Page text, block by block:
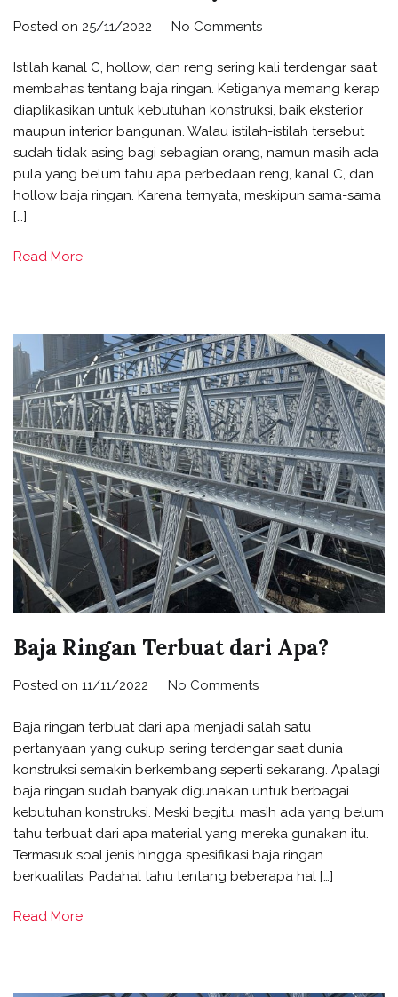
Posted on 25/11/2022 No Comments
Istilah kanal C, hollow, dan reng sering kali terdengar saat
membahas tentang baja ringan. Ketiganya memang kerap
diaplikasikan untuk kebutuhan konstruksi, baik eksterior
maupun interior bangunan. Walau istilah-istilah tersebut
sudah tidak asing bagi sebagian orang, namun masih ada
pula yang belum tahu apa perbedaan reng, kanal C, dan
hollow baja ringan. Karena ternyata, meskipun sama-sama
[…]
Read More
Baja Ringan Terbuat dari Apa?
Posted on 11/11/2022 No Comments
Baja ringan terbuat dari apa menjadi salah satu
pertanyaan yang cukup sering terdengar saat dunia
konstruksi semakin berkembang seperti sekarang. Apalagi
baja ringan sudah banyak digunakan untuk berbagai
kebutuhan konstruksi. Meski begitu, masih ada yang belum
tahu terbuat dari apa material yang mereka gunakan itu.
Termasuk soal jenis hingga spesifikasi baja ringan
berkualitas. Padahal tahu tentang beberapa hal […]
Read More